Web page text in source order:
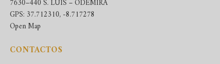
7630–440 S. LUIS – ODEMIRA
GPS: 37.712310, -8.717278
Open Map
CONTACTOS